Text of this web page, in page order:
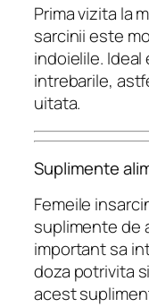
Prima vizita la
sarcinii este
indoielile.
intrebarile,
uitata.
Suplimente
Femeile
suplimente de
important sa
doza potrivita
acest